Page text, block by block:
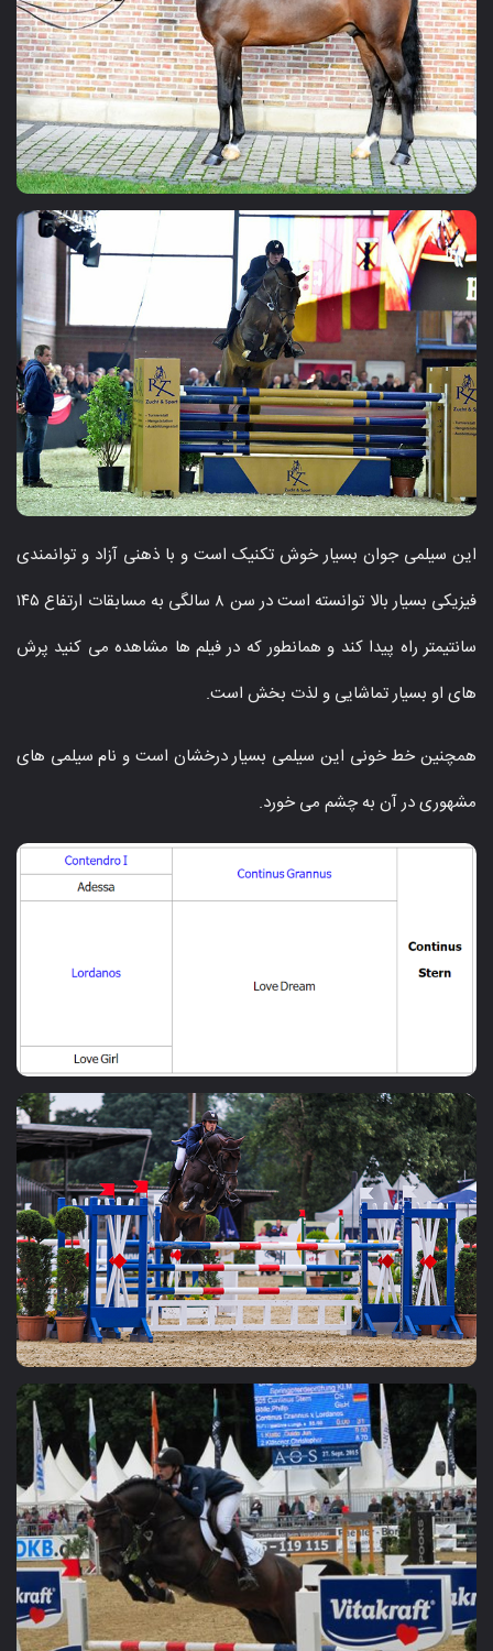
این سیلمی جوان بسیار خوش تکنیک است و با ذهنی آزاد و توانمندی
فیزیکی بسیار بالا توانسته است در سن ۸ سالگی به مسابقات ارتفاع ۱۴۵
سانتیمتر راه پیدا کند و همانطور که در فیلم ها مشاهده می کنید پرش
های او بسیار تماشایی و لذت بخش است.
همچنین خط خونی این سیلمی بسیار درخشان است و نام سیلمی های
مشهوری در آن به چشم می خورد.